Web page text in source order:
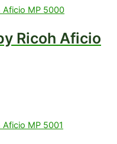
Ricoh Aficio